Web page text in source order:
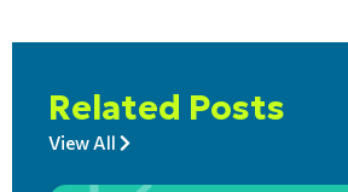
Related Posts
View All